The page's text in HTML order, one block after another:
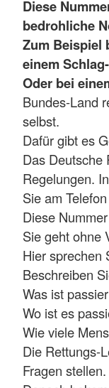
Diese
bedrohliche
Zum Beispiel
einem
Oder bei
Bundes-Land
selbst.
Dafür gibt es
Das Deutsche
Regelungen.
Sie am
Diese
Sie geht ohne
Hier sprechen
Beschreiben
Was ist
Wo ist es
Wie viele
Die Rettungs-
Fragen stellen.